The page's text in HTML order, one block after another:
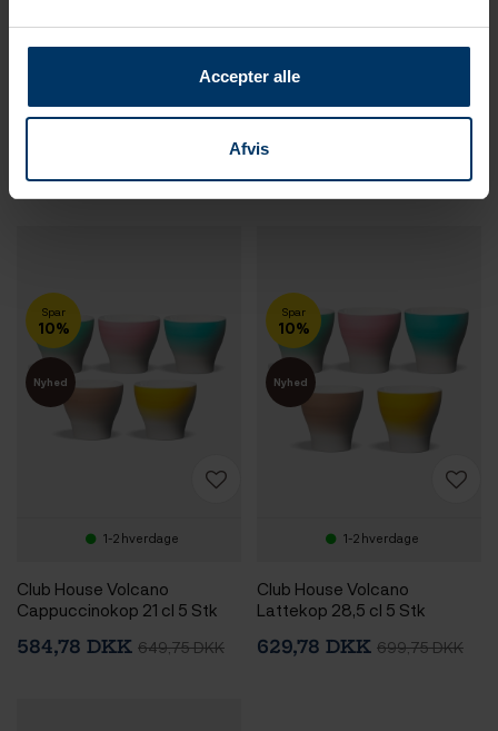
Accepter alle
Afvis
Club House Volcano
404,77 DKK
Club House Volcano Double
Spar
10%
Nyhed
1-2 hverdage
Club House Volcano
Cappuccinokop 21 cl 5 Stk
584,78 DKK 649,75 DKK
Spar
10%
Nyhed
1-2 hverdage
Club House Volcano
Lattekop 28,5 cl 5 Stk
629,78 DKK 699,75 DKK